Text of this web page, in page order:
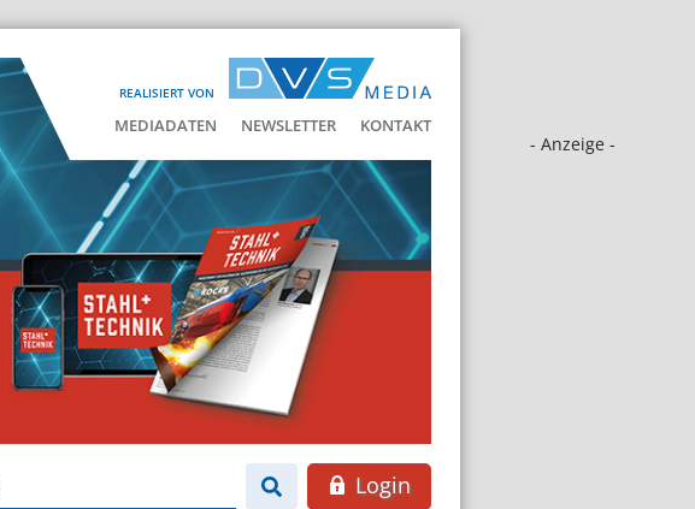
REALISIERT VON
MEDIADATEN NEWSLETTER KONTAKT
- Anzeige -
Login